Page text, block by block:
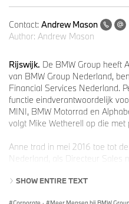
Contact: Andrew Mason
Author: Andrew Mason
Rijswijk. De BMW Group heeft
van BMW Group Nederland,
Financial Services Nederland.
functie eindverantwoordelijk
MINI, BMW Motorrad en
volgt Mike Wetherell op die met
Anne trad in mei 2016 toe tot
Nederland, als Directeur Sales
BMW Financial Services. Op 1
SHOW ENTIRE TEXT